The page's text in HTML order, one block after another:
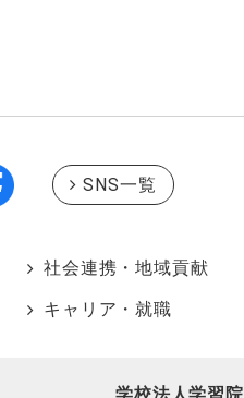
SNS一覧
社会連携・地域貢献
キャリア・就職